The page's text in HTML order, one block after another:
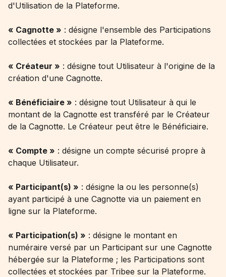
d'Utilisation de la Plateforme.
« Cagnotte » : désigne l'ensemble des Participations
collectées et stockées par la Plateforme.
« Créateur » : désigne tout Utilisateur à l'origine de la
création d'une Cagnotte.
« Bénéficiaire » : désigne tout Utilisateur à qui le
montant de la Cagnotte est transféré par le Créateur
de la Cagnotte. Le Créateur peut être le Bénéficiaire.
« Compte » : désigne un compte sécurisé propre à
chaque Utilisateur.
« Participant(s) » : désigne la ou les personne(s)
ayant participé à une Cagnotte via un paiement en
ligne sur la Plateforme.
« Participation(s) » : désigne le montant en
numéraire versé par un Participant sur une Cagnotte
hébergée sur la Plateforme ; les Participations sont
collectées et stockées par Tribee sur la Plateforme.